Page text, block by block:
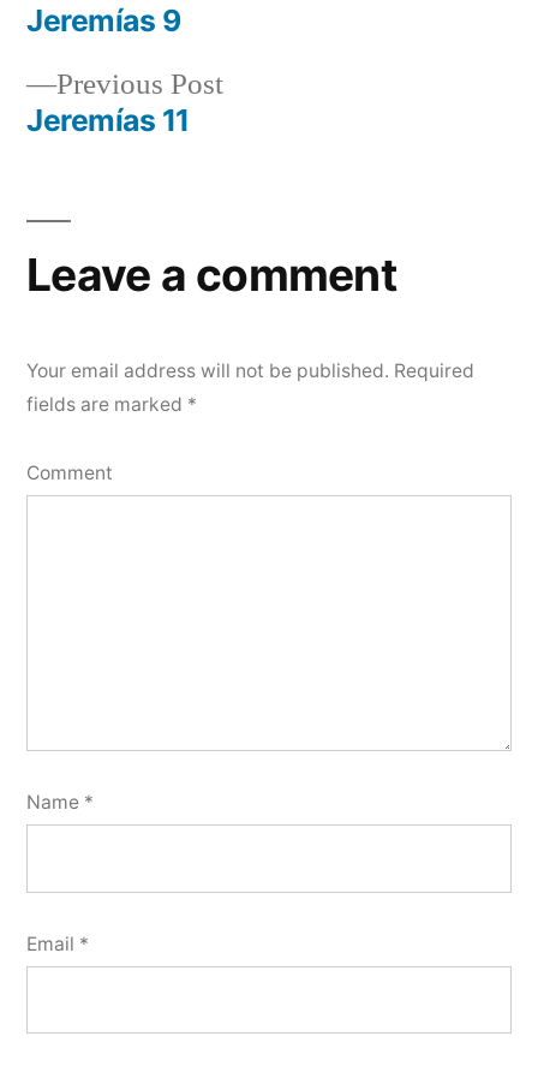
Post
navigation
Previous PostPrevious
Jeremías 11
post:
Jeremías 9
Leave a comment
Your email address will not be published. Required
fields are marked *
Comment
Name *
Email *